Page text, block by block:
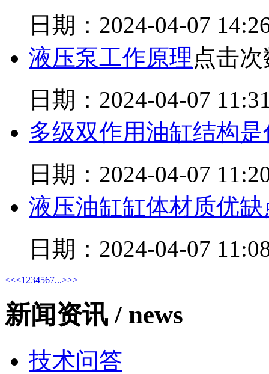
日期：2024-04-07
液压泵工作原理点击
日期：2024-04-07
多级双作用油缸结构
日期：2024-04-07
液压油缸缸体材质优
日期：2024-04-07
<<<1 234567...>>>
新闻资讯 / news
技术问答